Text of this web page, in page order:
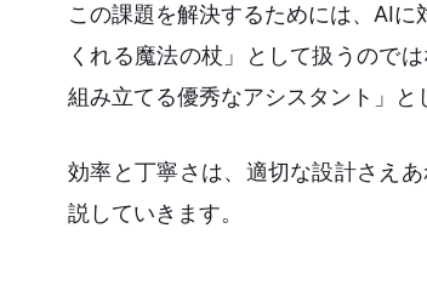
この課題を解決するためには、AI
くれる魔法の杖」として扱うので
組み立てる優秀なアシスタント」と
効率と丁寧さは、適切な設計さえ
説していきます。